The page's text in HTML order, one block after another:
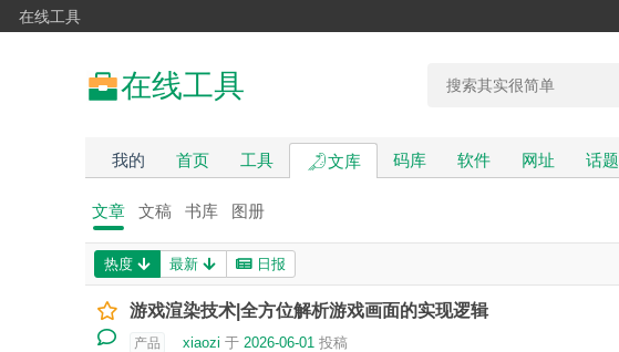
在线工具
在线工具
我的 首页 工具 文库 码库 软件 网址 话题
文章 文稿 书库 图册
热度 最新 日报
游戏渲染技术|全方位解析游戏画面的实现逻辑
产品 xiaozi 于 2026-06-01 投稿